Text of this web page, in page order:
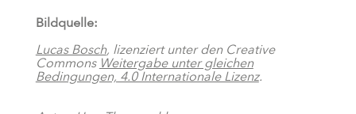
Bildquelle:
Lucas Bosch, lizenziert unter den Creative
Commons Weitergabe unter gleichen
Bedingungen, 4.0 Internationale Lizenz.